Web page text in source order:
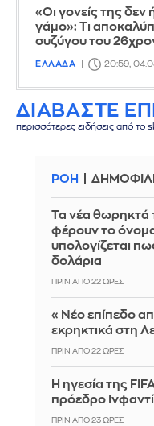
«Οι γονείς της δεν
γάμο»: Τι
συζύγου του
ΕΛΛΑΔΑ 20:59,
ΔΙΑΒΑΣΤΕ
περισσότερες ειδήσεις από το
ΡΟΗ
Τα νέα θωρηκτά
φέρουν το
υπολογίζεται
δολάρια
ΠΡΙΝ ΑΠΌ 22 ΏΡΕΣ
«Νέο επίπεδο
εκρηκτικά στη
ΠΡΙΝ ΑΠΌ 22 ΏΡΕΣ
Η ηγεσία της
πρόεδρο
ΠΡΙΝ ΑΠΌ 23 ΏΡΕΣ